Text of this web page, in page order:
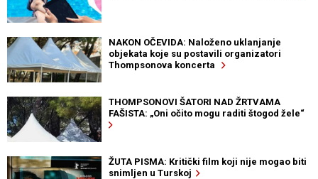
NAKON OČEVIDA: Naloženo uklanjanje
objekata koje su postavili organizatori
Thompsonova koncerta
THOMPSONOVI ŠATORI NAD ŽRTVAMA
FAŠISTA: „Oni očito mogu raditi štogod žele“
ŽUTA PISMA: Kritički film koji nije mogao biti
snimljen u Turskoj